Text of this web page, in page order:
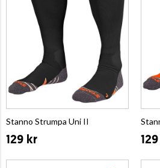
Stanno Strumpa Uni II
129 kr